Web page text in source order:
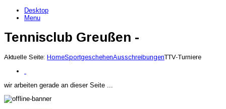
Desktop
Menu
Tennisclub Greußen -
Aktuelle Seite: HomeSportgeschehenAusschreibungenTTV-Turniere
wir arbeiten gerade an dieser Seite ...